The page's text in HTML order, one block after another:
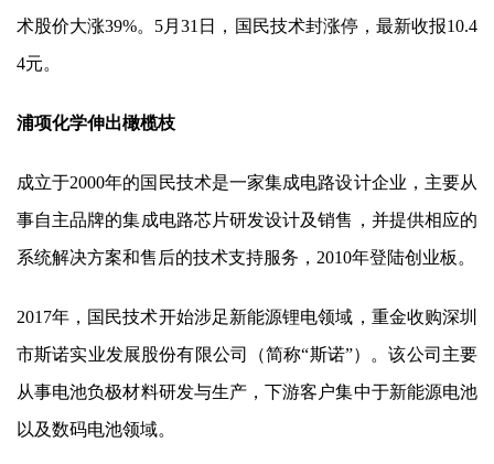
术股价大涨39%。5月31日， 国民技术封涨停，最新收报10.4
4元。
浦项化学伸出橄榄枝
成立于2000年的国民技术是一家集成电路设计企业，主要从
事自主品牌的集成电路芯片研发设计及销售，并提供相应的
系统解决方案和售后的技术支持服务，2010年登陆创业板。
2017年， 国民技术开始涉足新能源锂电领域，重金收购深圳
市斯诺实业发展股份有限公司（简称“斯诺”）。该公司主要
从事电池负极材料研发与生产，下游客户集中于新能源电池
以及数码电池领域。